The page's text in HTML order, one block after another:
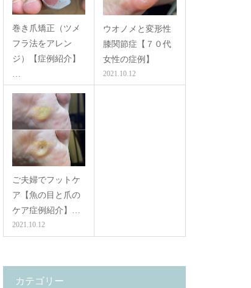
巻き爪矯正（ツメ
フラ法をアレン
ジ）【症例紹介】
…
ウオノメと変形性
膝関節症【７０代
女性の症例】
2021.10.12
ご夫婦でフットケ
ア【魚の目と爪の
ケア症例紹介】…
2021.10.12
カテゴリー